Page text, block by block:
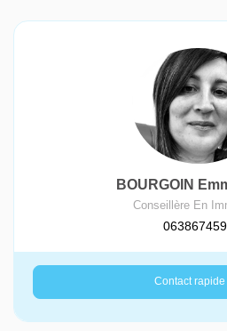
BOURGOIN
Conseillère En
Contact rapide